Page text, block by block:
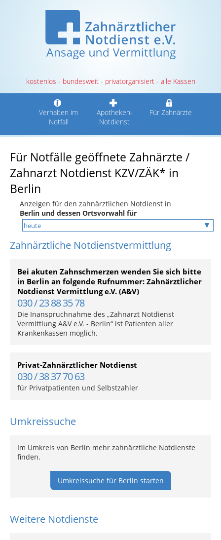
kostenlos - bundesweit - privatorganisiert - alle Kassen
Verhalten im
Notfall
Apotheken-
Notdienst
Für Zahnärzte
Für Notfälle geöffnete Zahnärzte /
Zahnarzt Notdienst KZV/ZÄK* in
Berlin
Anzeigen für den zahnärztlichen Notdienst in
Berlin und dessen Ortsvorwahl für
Zahnärztliche Notdienstvermittlung
Bei akuten Zahnschmerzen wenden Sie sich bitte
in Berlin an folgende Rufnummer: Zahnärztlicher
Notdienst Vermittlung e.V. (A&V)
030 / 23 88 35 78
Die Inanspruchnahme des „Zahnarzt Notdienst
Vermittlung A&V e.V. - Berlin“ ist Patienten aller
Krankenkassen möglich.
Privat-Zahnärztlicher Notdienst
030 / 38 37 70 63
für Privatpatienten und Selbstzahler
Umkreissuche
Im Umkreis von Berlin mehr zahnärztliche Notdienste
finden.
Umkreissuche für Berlin starten
Weitere Notdienste